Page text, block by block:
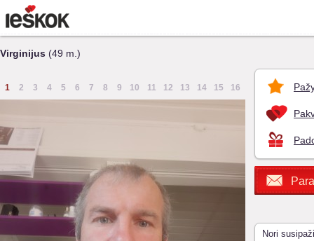
Virginijus (49 m.)
1 2 3 4 5 6 7 8 9 10 11 12 13 14 15 16
Nori